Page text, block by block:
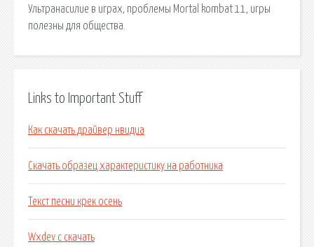
Ультранасилие в играх, проблемы Mortal kombat 11, игры
полезны для общества.
Links to Important Stuff
Как скачать драйвер нвидиа
Скачать образец характеристику на работника
Текст песни крек осень
Wxdev c скачать